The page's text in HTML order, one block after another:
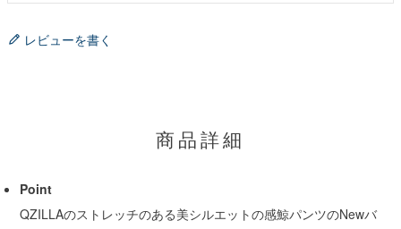
レビューを書く
商品詳細
Point
QZILLAのストレッチのある美シルエットの感鯨パンツのNewバ